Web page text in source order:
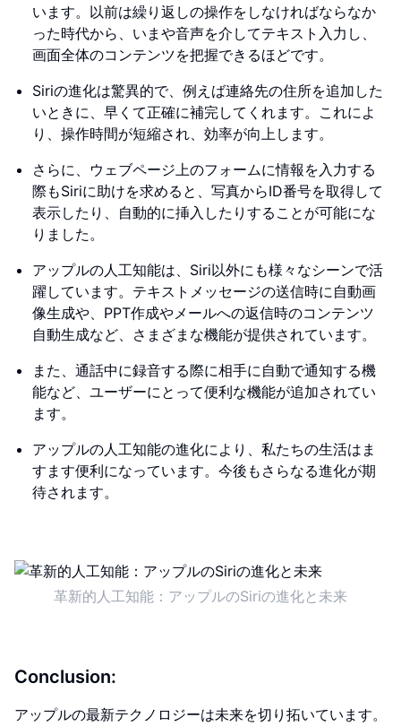
います。以前は繰り返しの操作をしなければならなか
った時代から、いまや音声を介してテキスト入力し、
画面全体のコンテンツを把握できるほどです。
Siriの進化は驚異的で、例えば連絡先の住所を追加した
いときに、早くて正確に補完してくれます。これによ
り、操作時間が短縮され、効率が向上します。
さらに、ウェブページ上のフォームに情報を入力する
際もSiriに助けを求めると、写真からID番号を取得して
表示したり、自動的に挿入したりすることが可能にな
りました。
アップルの人工知能は、Siri以外にも様々なシーンで活
躍しています。テキストメッセージの送信時に自動画
像生成や、PPT作成やメールへの返信時のコンテンツ
自動生成など、さまざまな機能が提供されています。
また、通話中に録音する際に相手に自動で通知する機
能など、ユーザーにとって便利な機能が追加されてい
ます。
アップルの人工知能の進化により、私たちの生活はま
すます便利になっています。今後もさらなる進化が期
待されます。
革新的人工知能：アップルのSiriの進化と未来
Conclusion:
アップルの最新テクノロジーは未来を切り拓いています。